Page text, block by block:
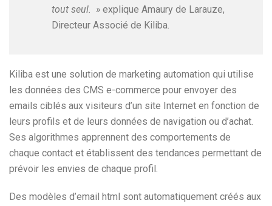
tout seul. » explique Amaury de Larauze,
Directeur Associé de Kiliba.
Kiliba est une solution de marketing automation qui utilise
les données des CMS e-commerce pour envoyer des
emails ciblés aux visiteurs d’un site Internet en fonction de
leurs profils et de leurs données de navigation ou d’achat.
Ses algorithmes apprennent des comportements de
chaque contact et établissent des tendances permettant de
prévoir les envies de chaque profil.
Des modèles d’email html sont automatiquement créés aux